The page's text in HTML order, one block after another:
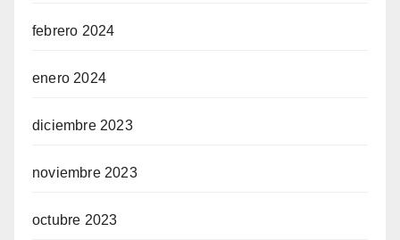
febrero 2024
enero 2024
diciembre 2023
noviembre 2023
octubre 2023